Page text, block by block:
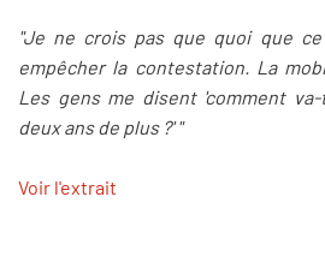
"Je ne crois pas que quoi que
empêcher la contestation. La
Les gens me disent 'comment
deux ans de plus ?' "
Voir l'extrait